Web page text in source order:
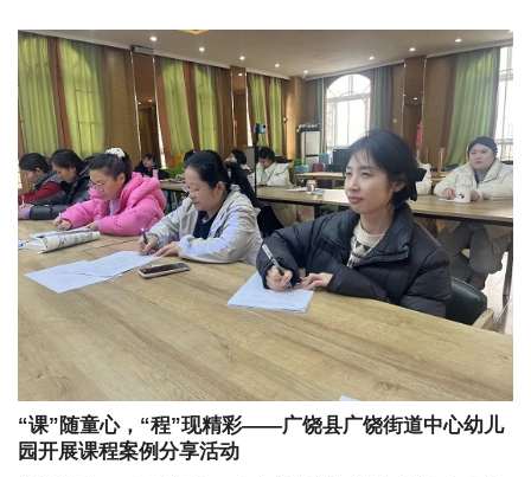
“课”随童心，“程”现精彩——广饶县广饶街道中心幼儿
园开展课程案例分享活动